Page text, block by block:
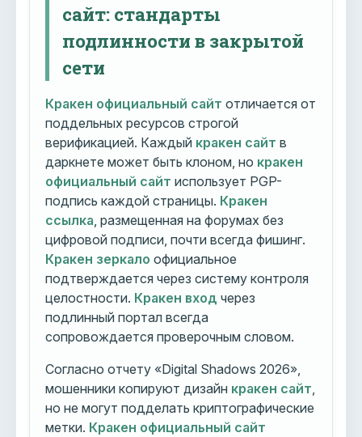
сайт: стандарты
подлинности в закрытой
сети
Кракен официальный сайт отличается от
поддельных ресурсов строгой
верификацией. Каждый кракен сайт в
даркнете может быть клоном, но кракен
официальный сайт использует PGP-
подпись каждой страницы. Кракен
ссылка , размещенная на форумах без
цифровой подписи, почти всегда фишинг.
Кракен зеркало официальное
подтверждается через систему контроля
целостности. Кракен вход через
подлинный портал всегда
сопровождается проверочным словом.
Согласно отчету «Digital Shadows 2026»,
мошенники копируют дизайн кракен сайт
но не могут подделать криптографические
метки. Кракен официальный сайт